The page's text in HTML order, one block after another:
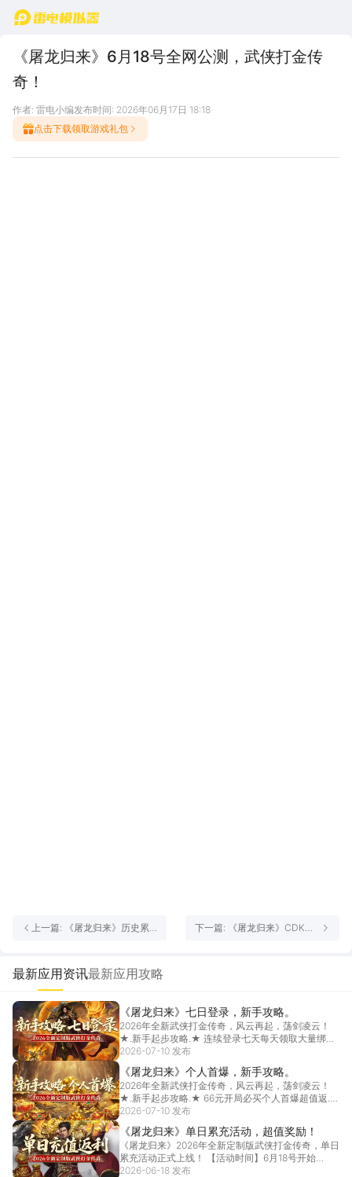
首页
《屠龙归来》6月18号全网公测，武侠打金传
奇！
作者: 雷电小编发布时间: 2026年06月17日 18:18
点击下载领取游戏礼包
上一篇: 《屠龙归来》历史累
下一篇: 《屠龙归来》CDK礼
最新应用资讯最新应用攻略
《屠龙归来》七日登录，新手攻略。
2026年全新武侠打金传奇，风云再起，荡剑凌云！
★.新手起步攻略.★ 连续登录七天每天领取大量绑
定... [详情]
2026-07-10 发布
《屠龙归来》个人首爆，新手攻略。
2026年全新武侠打金传奇，风云再起，荡剑凌云！
★.新手起步攻略.★ 66元开局必买个人首爆超值返...
[详情]
2026-07-10 发布
《屠龙归来》单日累充活动，超值奖励！
《屠龙归来》2026年全新定制版武侠打金传奇，单日
累充活动正式上线！ 【活动时间】6月18号开始
（充... [详情]
2026-06-18 发布